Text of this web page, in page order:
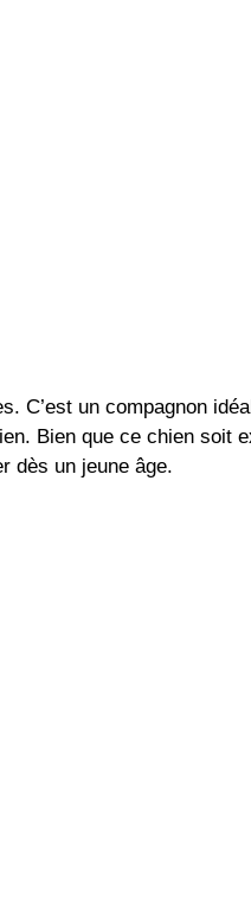
C’est un compagnon
Bien que ce chien soit
dès un jeune âge.